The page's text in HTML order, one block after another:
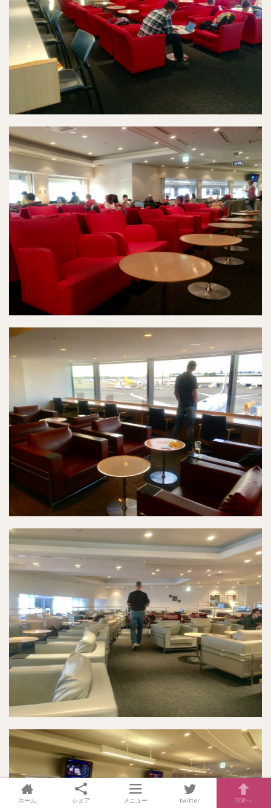
ホーム シェア メニュー twitter TOPへ